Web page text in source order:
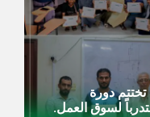
تختتم دورة